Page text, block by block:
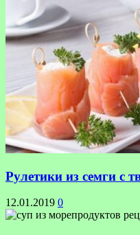
Рулетики из семги с
12.01.2019 0